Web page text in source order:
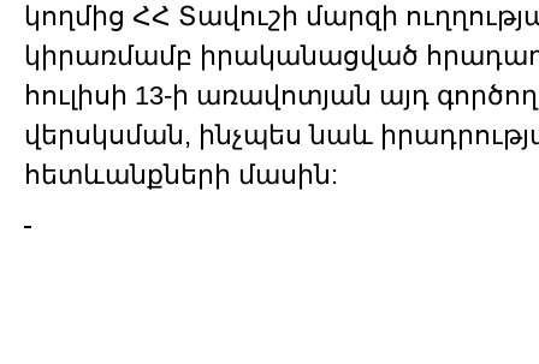
կողմից ՀՀ Տավուշի մարզի
կիրառմամբ իրականացված
հուլիսի 13-ի առավոտյան այդ
վերսկսման, ինչպես նաև
հետևանքների մասին: